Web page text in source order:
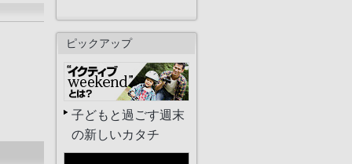
ピックアップ
子どもと過ごす週末
の新しいカタチ